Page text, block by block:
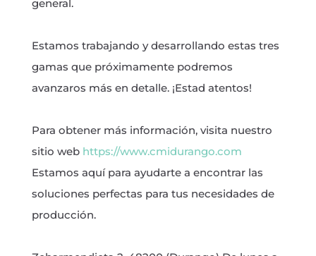
general.
Estamos trabajando y desarrollando estas tres
gamas que próximamente podremos
avanzaros más en detalle. ¡Estad atentos!
Para obtener más información, visita nuestro
sitio web https://www.cmidurango.com
Estamos aquí para ayudarte a encontrar las
soluciones perfectas para tus necesidades de
producción.